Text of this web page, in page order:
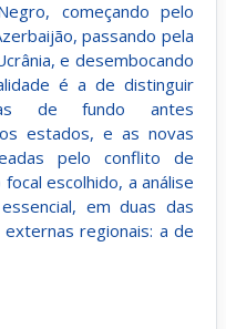
começando pelo
passando pela
e desembocando
é a de distinguir
de fundo antes
estados, e as novas
pelo conflito de
escolhido, a análise
em duas das
regionais: a de